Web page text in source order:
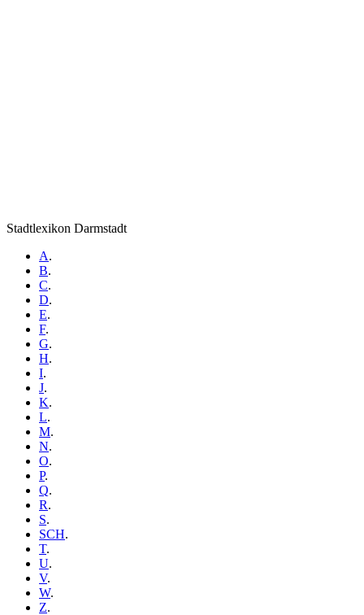
Stadtlexikon Darmstadt
A.
B.
C.
D.
E.
F.
G.
H.
I.
J.
K.
L.
M.
N.
O.
P.
Q.
R.
S.
SCH.
T.
U.
V.
W.
Z.